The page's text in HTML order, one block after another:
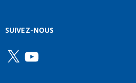
SUIVEZ-NOUS
X YouTube